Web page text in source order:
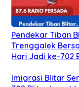
Pendekar Tiban
Trenggalek
Hari Jadi ke-702
Imigrasi Blitar